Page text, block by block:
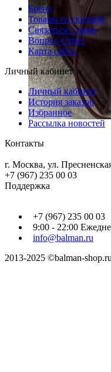
Бренд
Товары со скидкой
Связаться с нами
Вопрос-Ответ
Карта сайта
Личный кабинет
Личный кабинет
История заказов
Избранное
Рассылка новостей
Контакты
г. Москва, ул.
+7 (967) 235 00 03
Поддержка
+7 (967) 235 00 03
9:00 - 22:00
info@balman.ru
2013-2025 ©balman-shop.ru